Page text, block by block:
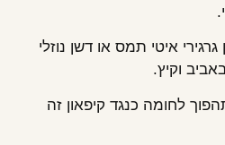
איטי תמס או דשן נוזלי
וקיץ.
לחומה כנגד קיפאון זה